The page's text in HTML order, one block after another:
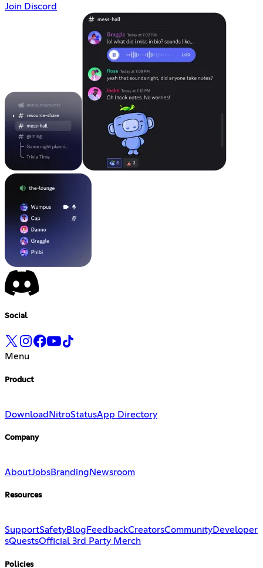
Join Discord
Social
Menu
Product
Download NitroStatusApp Directory
Company
AboutJobsBranding Newsroom
Resources
SupportSafetyBlog FeedbackCreatorsCommunityDeveloper
sQuestsOfficial 3rd Party Merch
Policies